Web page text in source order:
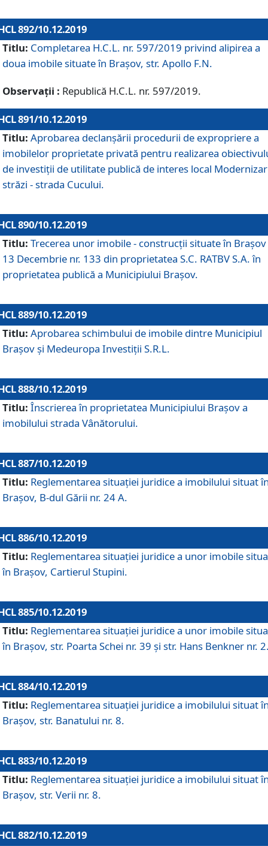
892/10.12.2019
Titlu: Completarea H.C.L. nr. 597/2019 privind alipirea a
doua imobile situate în Brașov, str. Apollo F.N.
Observații : Republică H.C.L. nr. 597/2019.
891/10.12.2019
Titlu: Aprobarea declanșării procedurii de expropriere a
imobilelor proprietate privată pentru realizarea
de investiții de utilitate publică de interes local
străzi - strada Cucului.
890/10.12.2019
Titlu: Trecerea unor imobile - construcții situate în Brașov
13 Decembrie nr. 133 din proprietatea S.C. RATBV S.A. în
proprietatea publică a Municipiului Brașov.
889/10.12.2019
Titlu: Aprobarea schimbului de imobile dintre Municipiul
Brașov și Medeuropa Investiții S.R.L.
888/10.12.2019
Titlu: Înscrierea în proprietatea Municipiului Braşov a
imobilului strada Vânătorului.
887/10.12.2019
Titlu: Reglementarea situației juridice a imobilului situat
Brașov, B-dul Gării nr. 24 A.
886/10.12.2019
Titlu: Reglementarea situaţiei juridice a unor imobile
în Braşov, Cartierul Stupini.
885/10.12.2019
Titlu: Reglementarea situației juridice a unor imobile
în Brașov, str. Poarta Schei nr. 39 și str. Hans Benkner nr.
884/10.12.2019
Titlu: Reglementarea situației juridice a imobilului situat
Brașov, str. Banatului nr. 8.
883/10.12.2019
Titlu: Reglementarea situației juridice a imobilului situat
Brașov, str. Verii nr. 8.
882/10.12.2019